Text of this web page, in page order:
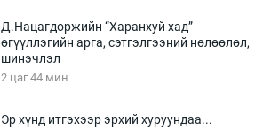
Д.Нацагдоржийн “Харанхуй хад”
өгүүллэгийн арга, сэтгэлгээний нөлөөлөл,
шинэчлэл
2 цаг 44 мин
Эр хүнд итгэхээр эрхий хуруундаа...